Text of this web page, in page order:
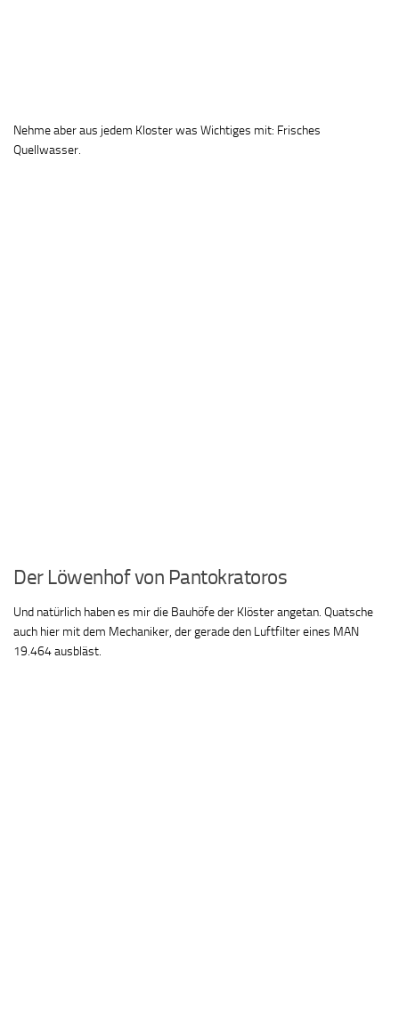
Nehme aber aus jedem Kloster was Wichtiges mit: Frisches
Quellwasser.
Der Löwenhof von Pantokratoros
Und natürlich haben es mir die Bauhöfe der Klöster angetan. Quatsche
auch hier mit dem Mechaniker, der gerade den Luftfilter eines MAN
19.464 ausbläst.